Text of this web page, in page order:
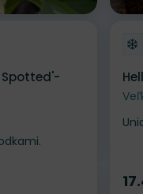
Spotted'-